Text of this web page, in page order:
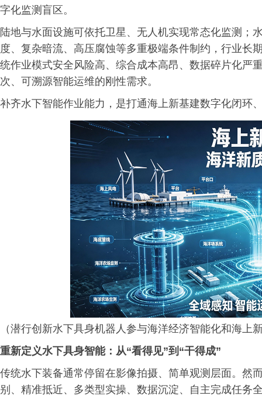
字化监测盲区。
陆地与水面设施可依托卫星、无人机实现常态化监测；
度、复杂暗流、高压腐蚀等多重极端条件制约，行业长
统作业模式安全风险高、综合成本高昂、数据碎片化严
次、可溯源智能运维的刚性需求。
补齐水下智能作业能力，是打通海上新基建数字化闭环
（潜行创新水下具身机器人参与海洋经济智能化和海上
重新定义水下具身智能：从“看得见”到“干得成”
传统水下装备通常停留在影像拍摄、简单观测层面。然
别、精准抵近、多类型实操、数据沉淀、自主完成任务